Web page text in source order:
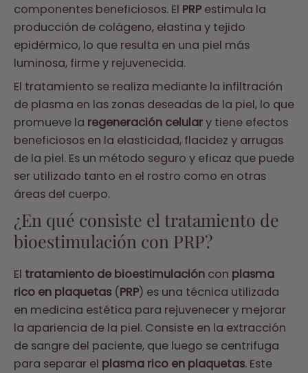
componentes beneficiosos. El PRP estimula la
producción de colágeno, elastina y tejido
epidérmico, lo que resulta en una piel más
luminosa, firme y rejuvenecida.
El tratamiento se realiza mediante la infiltración
de plasma en las zonas deseadas de la piel, lo que
promueve la regeneración celulary tiene efectos
beneficiosos en la elasticidad, flacidez y arrugas
de la piel. Es un método seguro y eficaz que puede
ser utilizado tanto en el rostro como en otras
áreas del cuerpo.
¿En qué consiste el tratamiento de
bioestimulación con PRP?
El tratamiento de bioestimulación con plasma
rico en plaquetas (PRP) es una técnica utilizada
en medicina estética para rejuvenecer y mejorar
la apariencia de la piel. Consiste en la extracción
de sangre del paciente, que luego se centrifuga
para separar el plasma rico en plaquetas. Este